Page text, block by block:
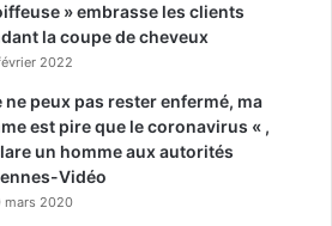
» embrasse les clients
la coupe de cheveux
2022
ne peux pas rester enfermé, ma
est pire que le coronavirus « ,
un homme aux autorités
Vidéo
mars 2020